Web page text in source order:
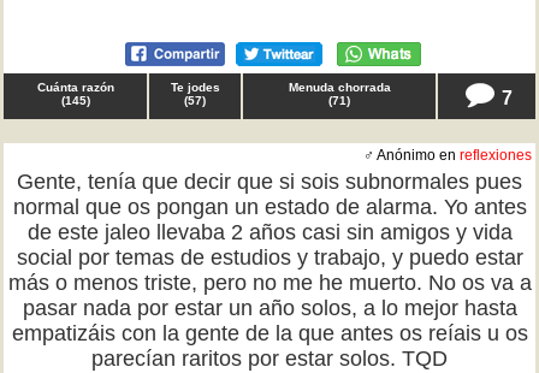
Cuánta razón
(145)
Te jodes
(57)
Menuda chorrada
(71) 7
♂ Anónimo en reflexiones
Gente, tenía que decir que si sois subnormales pues
normal que os pongan un estado de alarma. Yo antes
de este jaleo llevaba 2 años casi sin amigos y vida
social por temas de estudios y trabajo, y puedo estar
más o menos triste, pero no me he muerto. No os va a
pasar nada por estar un año solos, a lo mejor hasta
empatizáis con la gente de la que antes os reíais u os
parecían raritos por estar solos. TQD